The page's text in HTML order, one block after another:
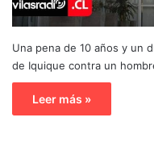
Una pena de 10 años y un
de Iquique contra un
Leer más »